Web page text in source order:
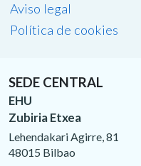
Aviso legal
Política de cookies
SEDE CENTRAL
EHU
Zubiria Etxea
Lehendakari Agirre, 81
48015 Bilbao